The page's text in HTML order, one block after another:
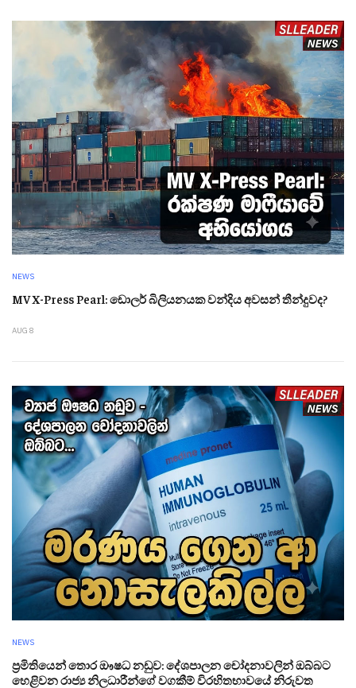
NEWS
MV X-Press Pearl: ඩොලර් බිලියනයක වන්දිය අවසන් තීන්දුවද?
AUG 8
NEWS
ප්‍රමිතියෙන් තොර ඖෂධ නඩුව: දේශපාලන චෝදනාවලින් ඔබ්බට
හෙළිවන රාජ්‍ය නිලධාරීන්ගේ වගකීම් විරහිතභාවයේ නිරුවත